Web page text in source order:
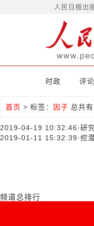
人民日报出
时政 评论
首页 > 标签： 因子 总共
2019-04-19 10:32:46·研
2019-01-11 15:32:39·挖
频道总排行